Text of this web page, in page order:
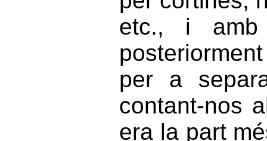
etc., i amb
per a
contant-nos
era la part